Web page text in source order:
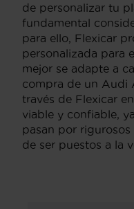
de personalizar tu
fundamental
para ello, Flexicar
personalizada para
mejor se adapte a
compra de un Audi
través de Flexicar
viable y confiable,
pasan por
de ser puestos a la